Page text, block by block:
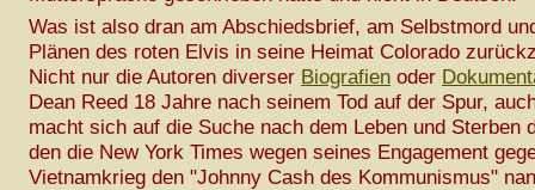
Was ist also dran am Abschiedsbrief, am Selbstmord
Plänen des roten Elvis in seine Heimat Colorado
Nicht nur die Autoren diverser Biografien oder
Dean Reed 18 Jahre nach seinem Tod auf der Spur,
macht sich auf die Suche nach dem Leben und Sterben
den die New York Times wegen seines Engagement
Vietnamkrieg den "Johnny Cash des Kommunismus"